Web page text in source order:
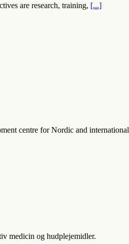
are research, training, [...]
centre for Nordic and international
medicin og hudplejemidler.